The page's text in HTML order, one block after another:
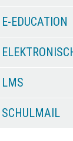
E-EDUCATION
LMS
SCHULMAIL